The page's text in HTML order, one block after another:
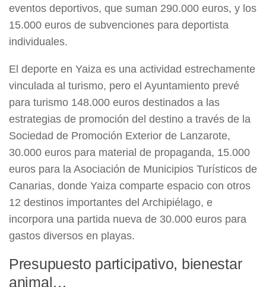
eventos deportivos, que suman 290.000 euros, y los
15.000 euros de subvenciones para deportista
individuales.
El deporte en Yaiza es una actividad estrechamente
vinculada al turismo, pero el Ayuntamiento prevé
para turismo 148.000 euros destinados a las
estrategias de promoción del destino a través de la
Sociedad de Promoción Exterior de Lanzarote,
30.000 euros para material de propaganda, 15.000
euros para la Asociación de Municipios Turísticos de
Canarias, donde Yaiza comparte espacio con otros
12 destinos importantes del Archipiélago, e
incorpora una partida nueva de 30.000 euros para
gastos diversos en playas.
Presupuesto participativo, bienestar
animal…